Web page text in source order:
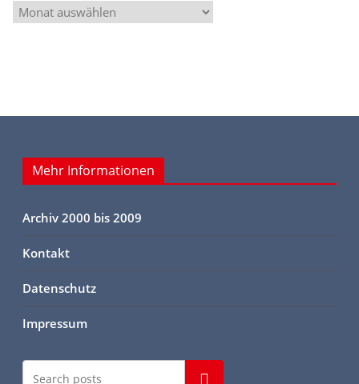
Mehr Informationen
Archiv 2000 bis 2009
Kontakt
Datenschutz
Impressum
Suchen